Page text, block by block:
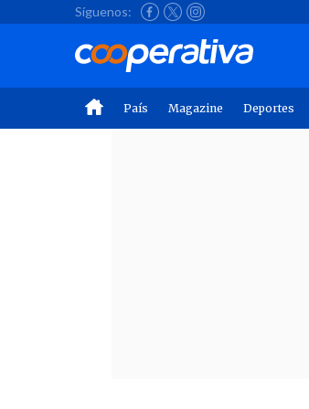
Síguenos:
País Magazine Deportes